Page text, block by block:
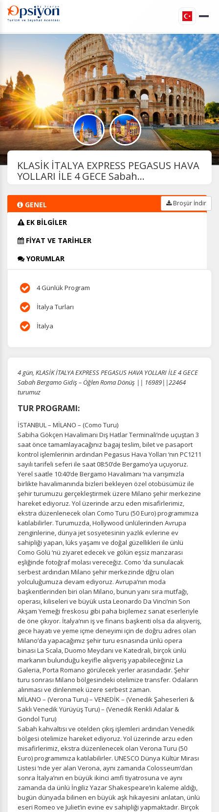
KLASİK İTALYA EXPRESS PEGASUS HAVA
YOLLARI İLE 4 GECE Sabah...
GENEL
EK BİLGİLER
FİYAT VE TARİHLER
YORUMLAR
Broşür İndir
4 Günlük Program
İtalya Turları
İtalya
4 gün, KLASİK İTALYA EXPRESS PEGASUS HAVA YOLLARI İLE 4 GECE
Sabah Bergamo Gidiş – Öğlen Roma Dönüş || 16989||22464
turumuz
TUR PROGRAMI:
İSTANBUL – MİLANO – (Como Turu)
Sabiha Gökçen Havalimanı Dış Hatlar Terminali’nde uçuştan 3
saat önce tamamlayacağınız bagaj teslim, bilet ve pasaport
kontrol işlemlerinin ardından Pegasus Hava Yolları ‘nın PC1211
sayılı tarifeli seferi ile saat 08:50’de Bergamo’ya uçuyoruz.
Yerel saatle 10:40‘de Bergamo Havalimanı ‘na varışımızla
birlikte havalimanında bizleri bekleyen özel otobüsümüz ile
şehir turumuzu gerçekleştirmek üzere Milano şehir merkezine
hareket ediyoruz. Yol üzerinde arzu eden misafirlerimiz,
ekstra düzenlenecek olan Como Turu (50 Euro) programımıza
katılabilirler. Turumuzda, Hollywood ünlülerinden Avrupa
zenginlerine, dünya jet sosyetesinin yazlık evlerine ev
sahipliği yapan, lüks yaşamı ve doğal güzellikleri ile ünlü
Como Gölü ‘nü ziyaret edecek ve gölün eşsiz manzarası
eşliğinde fotoğraf molası vereceğiz. Como ‘da sunulacak
serbest ardından Milano şehir merkezinde dğru olan
yolculuğumuza devam ediyoruz. Avrupa’nın moda
başkentlerinden biri olan Milano, bunun yanı sıra mutfağı,
operası, kiliseleri ve büyük usta Leonardo Da Vinci’nin Son
Akşam Yemeği freskosu gibi paha biçilemez sanat eserleriyle
de öne çıkıyor. İtalya’nın iş ve finans başkenti olsa da alışveriş,
gece hayatı ve yeme içme deneyimi için de doğru adres olan
Milano’da yapacağımız şehir turu esnasında ünlü opera
binası La Scala, Duomo Meydanı ve Katedrali, birçok ünlü
markanın bulunduğu keyifle alışveriş yapabileceğiniz La
Galeria, Porta Romano görülecek yerler arasındadır. Şehir
turu sonrası Milano bölgesindeki otelimize transfer. Odaların
alınması ve dinlenmek üzere serbest zaman.
MİLANO – (Verona Turu) – VENEDİK – (Venedik Şaheserleri &
Saklı Venedik Yürüyüş Turu) – (Venedik Renkli Adalar &
Gondol Turu)
Sabah kahvaltısı ve otelden çıkış işlemleri ardından Venedik
bölgesi otelimize hareket ediyoruz. Yol üzerinde arzu eden
misafirlerimiz, ekstra düzenlenecek olan Verona Turu (50
Euro) programımıza katılabilirler. UNESCO Dünya Kültür Mirası
Listesi ‘nde yer alan Verona, aynı zamanda Colosseum’dan
sonra İtalya’nın en büyük ikinci amfi tiyatrosuna ve aynı
zamanda da ünlü İngiliz Yazar Shakespeare’in kaleme aldığı,
bugün dünyada bilinen en büyük aşk hikayesini anlatan, ünlü
eseri Romeo ve Juliet’in evine ev sahipliği yapmaktadır. Birçok